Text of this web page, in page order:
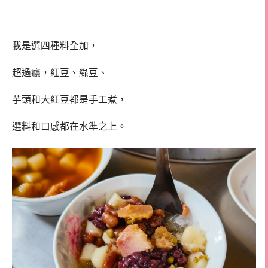
我是選四種料全加，
超過癮，紅豆、綠豆、
芋頭和大紅豆都是手工煮，
選料和口感都在水準之上。